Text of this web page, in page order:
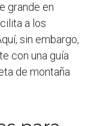
grande en
a los
sin embargo,
con una guía
de montaña